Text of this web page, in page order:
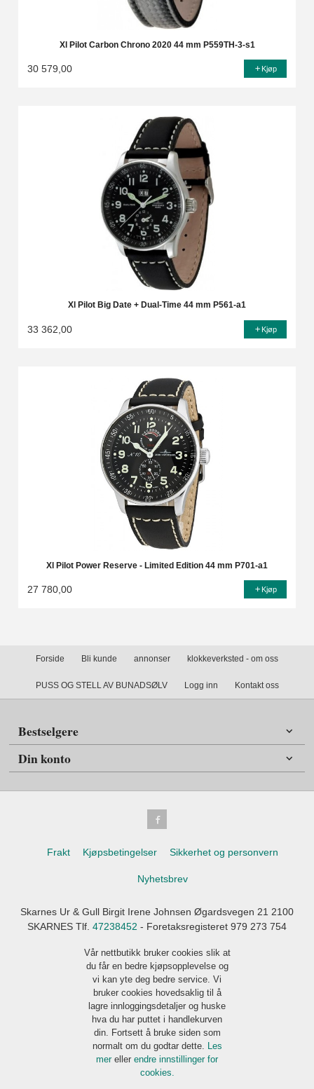
Xl Pilot Carbon Chrono 2020 44 mm P559TH-3-s1
30 579,00 Kjøp
Xl Pilot Big Date + Dual-Time 44 mm P561-a1
33 362,00 Kjøp
Xl Pilot Power Reserve - Limited Edition 44 mm P701-a1
27 780,00 Kjøp
Forside Bli kunde annonser klokkeverksted - om oss
PUSS OG STELL AV BUNADSØLV Logg inn Kontakt oss
Bestselgere
Din konto
Frakt Kjøpsbetingelser Sikkerhet og personvern
Nyhetsbrev
Skarnes Ur & Gull Birgit Irene Johnsen Øgardsvegen 21 2100
SKARNES Tlf. 47238452 - Foretaksregisteret 979 273 754
Vår nettbutikk bruker cookies slik at
du får en bedre kjøpsopplevelse og
vi kan yte deg bedre service. Vi
bruker cookies hovedsaklig til å
lagre innloggingsdetaljer og huske
hva du har puttet i handlekurven
din. Fortsett å bruke siden som
normalt om du godtar dette. Les
mer eller endre innstillinger for
cookies.